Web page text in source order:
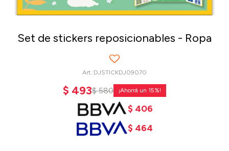
Set de stickers reposicionables - Ropa
DJSTICKDJ09070
$ 493$ 580 15
$ 406
$ 464